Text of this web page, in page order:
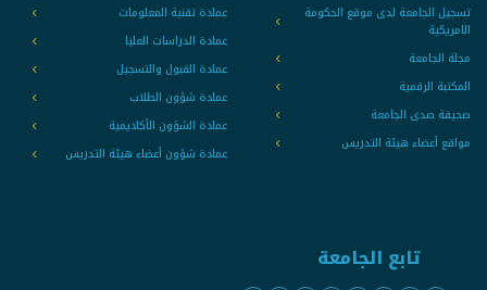
تسجيل الجامعة لدى موقع الحكومة
الامريكية
مجلة الجامعة
المكتبة الرقمية
صحيفة صدى الجامعة
مواقع أعضاء هيئة التدريس
عمادة تقنية المعلومات
عمادة الدراسات العليا
عمادة القبول والتسجيل
عمادة شؤون الطلاب
عمادة الشؤون الأكاديمية
عمادة شؤون أعضاء هيئة التدريس
تابع الجامعة